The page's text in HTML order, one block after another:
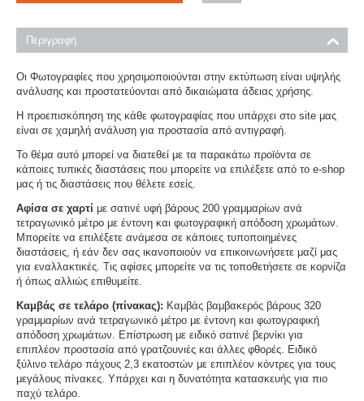
Περιγραφή
Οι Φωτογραφίες που χρησιμοποιούνται στην εκτύπωση είναι υψηλής
ανάλυσης και προστατεύονται από δικαιώματα άδειας χρήσης.
Η προεπισκόπηση της κάθε φωτογραφίας που υπάρχει στο site μας
είναι σε χαμηλή ανάλυση για προστασία από αντιγραφή.
Το θέμα αυτό μπορεί να διατεθεί με τα παρακάτω προϊόντα σε
κάποιες τυπικές διαστάσεις που μπορείτε να επιλέξετε από το e-shop
μας ή τις διαστάσεις που θέλετε εσείς.
Αφίσα σε χαρτί με σατινέ υφή βάρους 200 γραμμαρίων ανά
τετραγωνικό μέτρο με έντονη και φωτογραφική απόδοση χρωμάτων.
Μπορείτε να επιλέξετε ανάμεσα σε κάποιες τυποποιημένες
διαστάσεις, ή εάν δεν σας ικανοποιούν να επικοινωνήσετε μαζί μας
για εναλλακτικές. Τις αφίσες μπορείτε να τις τοποθετήσετε σε κορνίζα
ή όπως αλλιώς επιθυμείτε.
Καμβάς σε τελάρο (πίνακας): Καμβάς βαμβακερός βάρους 320
γραμμαρίων ανά τετραγωνικό μέτρο με έντονη και φωτογραφική
απόδοση χρωμάτων. Επίστρωση με ειδικό σατινέ βερνίκι για
επιπλέον προστασία από γρατζουνιές και άλλες φθορές. Ειδικό
ξύλινο τελάρο πάχους 2,3 εκατοστών με επιπλέον κόντρες για τους
μεγάλους πίνακες. Υπάρχει και η δυνατότητα κατασκευής για πιο
παχύ τελάρο.